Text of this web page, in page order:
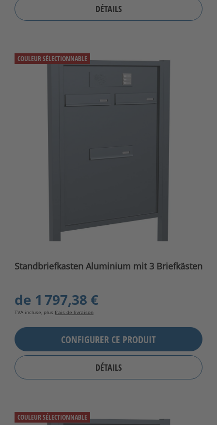
DÉTAILS
COULEUR SÉLECTIONNABLE
Standbriefkasten Aluminium mit 3 Briefkästen
de 1 797,38 €
TVA incluse, plus frais de livraison
CONFIGURER CE PRODUIT
DÉTAILS
COULEUR SÉLECTIONNABLE